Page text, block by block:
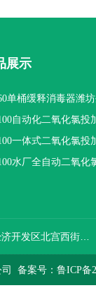
展示
单桶缓释消毒器潍
自动化二氧化氯投
一体式二氧化氯投
水厂全自动二氧化
司 备案号：鲁ICP备